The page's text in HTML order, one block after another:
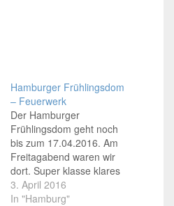
Hamburger Frühlingsdom
– Feuerwerk
Der Hamburger
Frühlingsdom geht noch
bis zum 17.04.2016. Am
Freitagabend waren wir
dort. Super klasse klares
Wetter, gute Laune und
die Knipse in der Hand.
3. April 2016
In "Hamburg"